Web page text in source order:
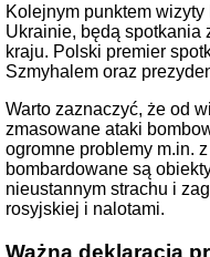
Kolejnym punktem
Ukrainie, będą spotkania
kraju. Polski premier
Szmyhalem oraz
Warto zaznaczyć, że od
zmasowane ataki
ogromne problemy m.in.
bombardowane są
nieustannym strachu i
rosyjskiej i nalotami.
Ważna deklaracja